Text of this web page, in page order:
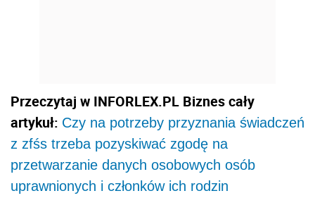
Przeczytaj w INFORLEX.PL Biznes cały
artykuł: Czy na potrzeby przyznania świadczeń
z zfśs trzeba pozyskiwać zgodę na
przetwarzanie danych osobowych osób
uprawnionych i członków ich rodzin